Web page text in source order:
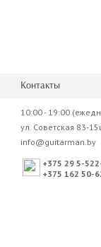
Контакты
10:00 - 19:00
ул. Советская 83-
info@guitarman.by
+375 29 5-
+375 162 50-